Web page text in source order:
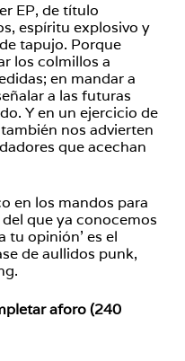
EP, de título
espíritu explosivo y
tapujo. Porque
los colmillos a
en mandar a
a las futuras
Y en un ejercicio de
nos advierten
que acechan
en los mandos para
que ya conocemos
tu opinión’ es el
de aullidos punk,
aforo (240